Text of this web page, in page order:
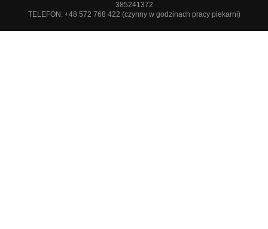
385241372
TELEFON: +48 572 768 422 (czynny w godzinach pracy piekarni)